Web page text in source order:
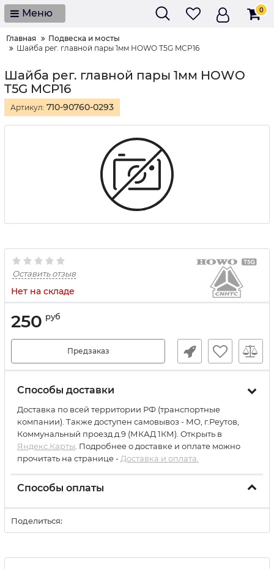
Меню 0
Главная
Подвеска и мосты
Шайба рег. главной пары 1мм HOWO T5G MCP16
Шайба рег. главной пары 1мм HOWO
T5G MCP16
Артикул: 710-90760-0293
Оставить отзыв
Нет на складе
250 руб
Предзаказ
Способы доставки
Доставка по всей территории РФ (транспортные
компании). Также доступен самовывоз - МО, г.Реутов,
Коммунальный проезд д.9 (МКАД 1КМ). Открыть в
Яндекс.Карты . Подробнее о доставке и оплате можно
прочитать на странице - Доставка и оплата.
Способы оплаты
Поделиться: